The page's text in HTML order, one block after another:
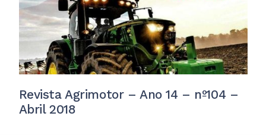
Revista Agrimotor – Ano 14 – nº104 –
Abril 2018